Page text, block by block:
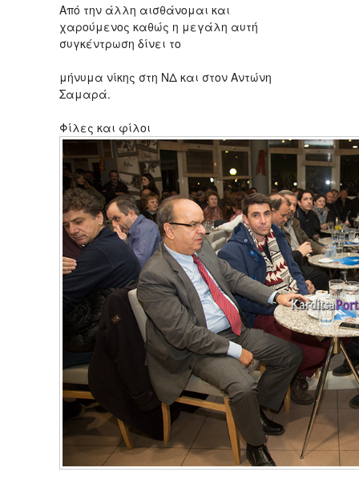
Από την άλλη αισθάνομαι και
χαρούμενος καθώς η μεγάλη αυτή
συγκέντρωση δίνει το
μήνυμα νίκης στη ΝΔ και στον Αντώνη
Σαμαρά.
Φίλες και φίλοι